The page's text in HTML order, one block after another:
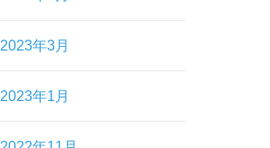
2023年3月
2023年1月